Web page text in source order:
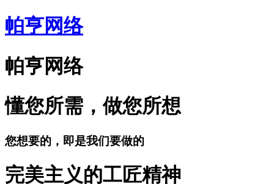
帕亨网络
帕亨网络
懂您所需，做您所想
您想要的，即是我们要做的
完美主义的工匠精神